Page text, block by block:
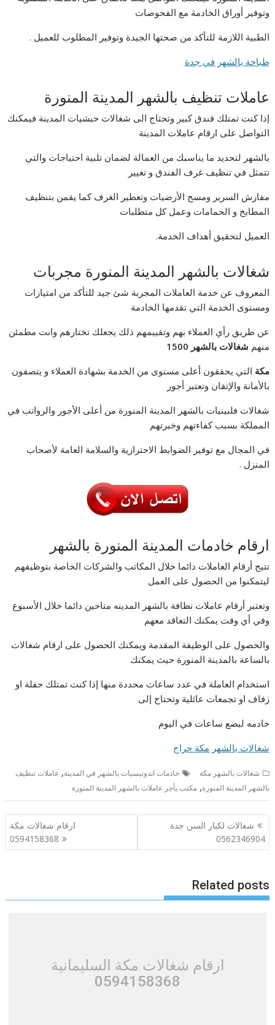
وتوفير أوراق الخادمة مع الفحوصات
الطبية اللازمة للتأكد من صحتها الجيدة وتوفير المطلوب للعميل .
طباخة بالشهر في جدة
عاملات تنظيف بالشهر المدينة المنورة
إذا كنت تمتلك فندق كبير وتحتاج الى شغالات حبشيات المدينة فيمكنك
التواصل على ارقام عاملات المدينة
بالشهر لتحديد ما يناسبك من العمالة لضمان تلبية احتياجات والتي
تتمثل في تنظيف غرف الفندق و تغيير
مفارش السرير ومسح الأرضيات وتعطير الغرف كما يقمن بتنظيف
المطابخ و الحمامات وعمل كل متطلبات
العميل لتحقيق أهداف الخدمة.
شغالات بالشهر المدينة المنورة مجربات
المعروف عن خدمة العاملات المجربة شئ جيد للتأكد من امتيازات
ومستوى الخدمة التي تقدمها الخادمة
عن طريق رأي العملاء بهم وتقييمهم ذلك يجعلك تختارهم وانت مطمئن
منهم شغالات بالشهر 1500
مكة التي يحققون أعلى مستوى من الخدمة بشهادة العملاء و يتصفون
بالأمانة والإتقان وتعتبر أجور
شغالات فلبينيات بالشهر المدينة المنورة من أعلى الأجور والرواتب في
المملكة بسبب كفاءتهم وخبرتهم
في المجال مع توفير الضوابط الاحترازية والسلامة العامة لأصحاب
المنزل .
ارقام خادمات المدينة المنورة بالشهر
تتيح أرقام العاملات دائما خلال المكاتب والشركات الخاصة بتوظيفهم
ليتمكنوا من الحصول على العمل
وتعتبر أرقام عاملات نظافة بالشهر المدينه متاحين دائما خلال الأسبوع
وفي أي وقت يمكنك التعاقد معهم
والحصول على الوظيفة المقدمة ويمكنك الحصول على ارقام شغالات
بالساعة بالمدينة المنورة حيث يمكنك
استخدام العاملة في عدد ساعات محددة منها إذا كنت تمتلك حفلة او
زفاف او تجمعات عائلية وتحتاج إلى
خادمه لبضع ساعات في اليوم
شغالات بالشهر مكة حراج
شغالات بالشهر مكة خادمات اندونيسيات بالشهر في المدينة, عاملات تنظيف
بالشهر المدينة المنورة,مكتب يأجر عاملات بالشهر المدينة المنورة
تصفّح
المقالات
شغالات لكبار السن جدة
0562346904
ارقام شغالات مكة
0594158368
Related posts
ارقام شغالات مكة السليمانية
0594158368